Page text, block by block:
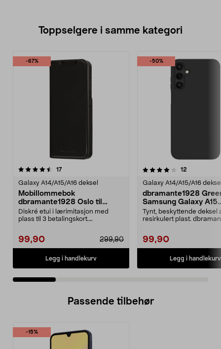
Toppselgere i samme kategori
-67%
17anmeldelser
Galaxy A14/A15/A16 deksel
Mobillommebok
dbramante1928 Oslo til
Samsung Galaxy A14
Diskré etui i lærimitasjon med
plass til 3 betalingskort.
99,90 299,90
Legg i handlekurv
-50%
4.0 av 5 stjerner 12
Galaxy A14/A15/A16
dbramante1928
Samsung Galaxy A15
mobildeksel
Tynt, beskyttende deksel
resirkulert plast.
99,90
Legg i handlekurv
4.0 av 5 stjerner
Passende tilbehør
-15%